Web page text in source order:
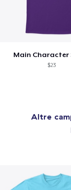
Main Character
$23
Altre